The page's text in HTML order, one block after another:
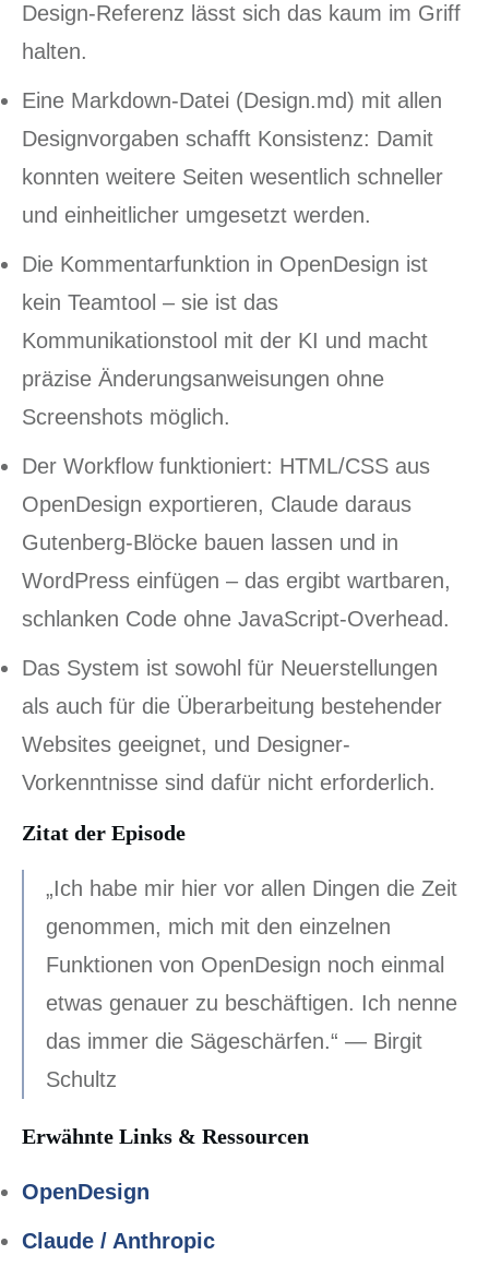
Design-Referenz lässt sich das kaum im Griff
halten.
Eine Markdown-Datei (Design.md) mit allen
Designvorgaben schafft Konsistenz: Damit
konnten weitere Seiten wesentlich schneller
und einheitlicher umgesetzt werden.
Die Kommentarfunktion in OpenDesign ist
kein Teamtool – sie ist das
Kommunikationstool mit der KI und macht
präzise Änderungsanweisungen ohne
Screenshots möglich.
Der Workflow funktioniert: HTML/CSS aus
OpenDesign exportieren, Claude daraus
Gutenberg-Blöcke bauen lassen und in
WordPress einfügen – das ergibt wartbaren,
schlanken Code ohne JavaScript-Overhead.
Das System ist sowohl für Neuerstellungen
als auch für die Überarbeitung bestehender
Websites geeignet, und Designer-
Vorkenntnisse sind dafür nicht erforderlich.
Zitat der Episode
„Ich habe mir hier vor allen Dingen die Zeit
genommen, mich mit den einzelnen
Funktionen von OpenDesign noch einmal
etwas genauer zu beschäftigen. Ich nenne
das immer die Sägeschärfen.“ — Birgit
Schultz
Erwähnte Links & Ressourcen
OpenDesign
Claude / Anthropic